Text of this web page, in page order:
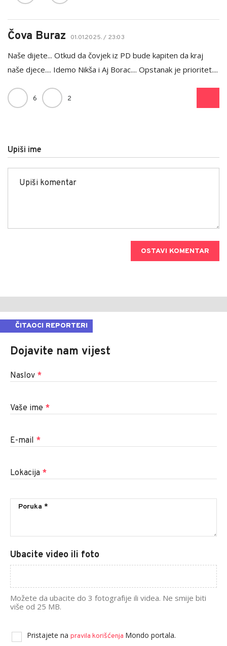
Čova Buraz 01.01.2025. / 23:03
Naše dijete... Otkud da čovjek iz PD bude kapiten da kraj
naše djece.... Idemo Nikša i Aj Borac.... Opstanak je prioritet....
6 2
Upiši ime
OSTAVI KOMENTAR
ČITAOCI REPORTERI
Dojavite nam vijest
Naslov *
Vaše ime *
E-mail *
Lokacija *
Ubacite video ili foto
Možete da ubacite do 3 fotografije ili videa. Ne smije biti
više od 25 MB.
Pristajete na pravila korišćenja Mondo portala.